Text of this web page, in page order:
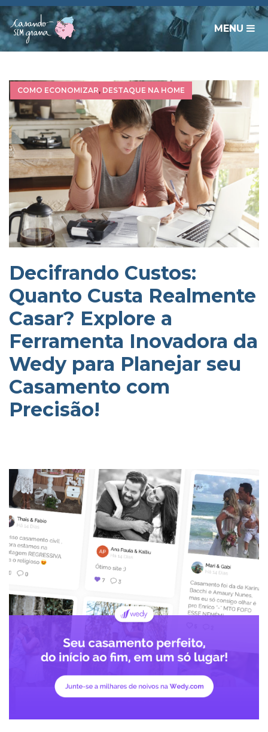
MENU
COMO ECONOMIZAR, DESTAQUE NA HOME
Decifrando Custos:
Quanto Custa Realmente
Casar? Explore a
Ferramenta Inovadora da
Wedy para Planejar seu
Casamento com
Precisão!